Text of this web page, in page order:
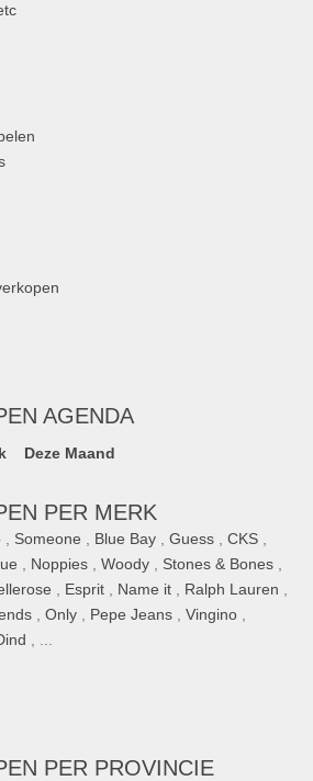
AGENDA
Deze Maand
PER MERK
Someone Blue Bay Guess CKS
Noppies Woody Stones & Bones
Esprit Name it Ralph Lauren
Only Pepe Jeans Vingino
PER PROVINCIE